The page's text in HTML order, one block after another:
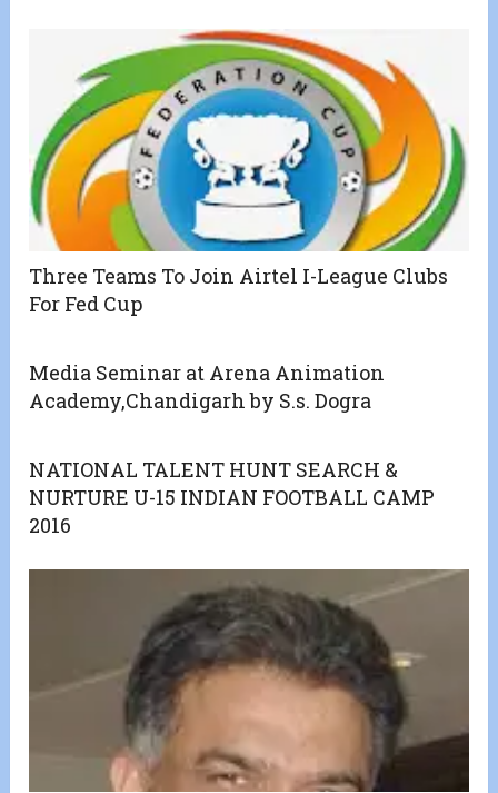
Three Teams To Join Airtel I-League Clubs
For Fed Cup
Media Seminar at Arena Animation
Academy,Chandigarh by S.s. Dogra
NATIONAL TALENT HUNT SEARCH &
NURTURE U-15 INDIAN FOOTBALL CAMP
2016